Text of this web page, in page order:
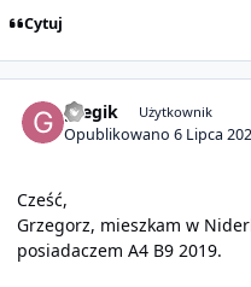
Cytuj
gregik Użytkownik
Opublikowano6 Lipca
Cześć,
Grzegorz, mieszkam w
posiadaczem A4 B9 2019.